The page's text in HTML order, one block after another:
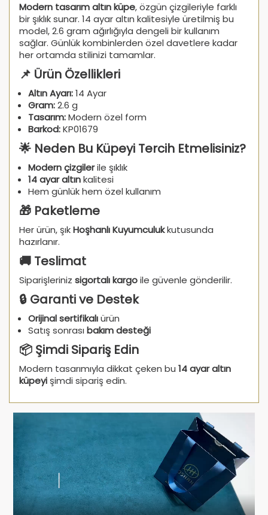
Modern tasarım altın küpe, özgün çizgileriyle farklı
bir şıklık sunar. 14 ayar altın kalitesiyle üretilmiş bu
model, 2.6 gram ağırlığıyla dengeli bir kullanım
sağlar. Günlük kombinlerden özel davetlere kadar
her ortamda stilinizi tamamlar.
📌 Ürün Özellikleri
Altın Ayarı:14 Ayar
Gram:2.6 g
Tasarım:Modern özel form
Barkod:KP01679
🌟 Neden Bu Küpeyi Tercih Etmelisiniz?
Modern çizgilerile şıklık
14 ayar altınkalitesi
Hem günlük hem özel kullanım
🎁 Paketleme
Her ürün, şıkHoşhanlı Kuyumculukkutusunda
hazırlanır.
🚚 Teslimat
Siparişleriniz sigortalı kargoile güvenle gönderilir.
🔒 Garanti ve Destek
Orijinal sertifikalıürün
Satış sonrası bakım desteği
📦 Şimdi Sipariş Edin
Modern tasarımıyla dikkat çeken bu 14 ayar altın
küpeyi şimdi sipariş edin.